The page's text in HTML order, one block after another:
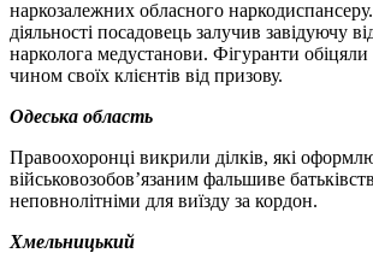
наркозалежних обласного
діяльності посадовець залучив завідуючу
нарколога медустанови. Фігуранти
чином своїх клієнтів від призову.
Одеська область
Правоохоронці викрили ділків, які
військовозобов’язаним фальшиве
неповнолітніми для виїзду за кордон.
Хмельницький